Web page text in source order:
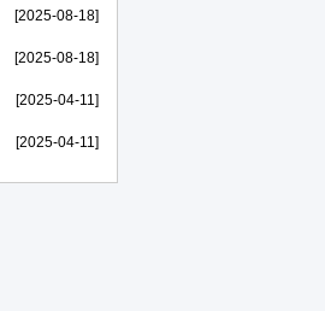
[2025-08-18]
[2025-08-18]
[2025-04-11]
[2025-04-11]